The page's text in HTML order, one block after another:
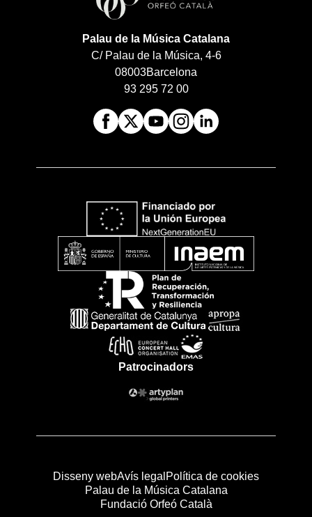
Palau de la Música Catalana
C/ Palau de la Música, 4-6
08003Barcelona
93 295 72 00
Patrocinadors
Disseny webAvís legal Política de cookies
Palau de la Música Catalana
Fundació Orfeó Català